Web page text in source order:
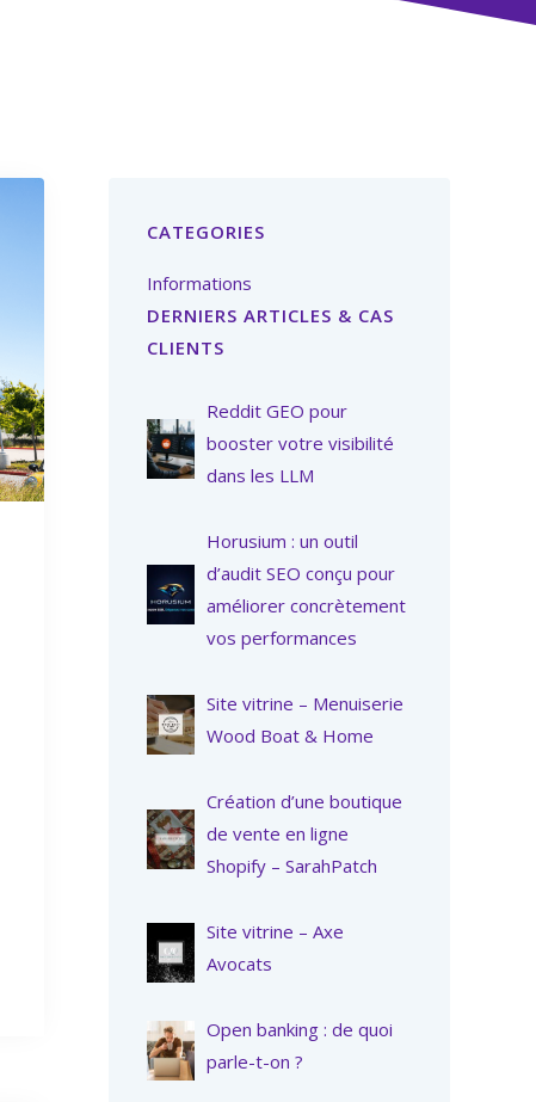
CATEGORIES
Informations
DERNIERS ARTICLES & CAS
CLIENTS
Reddit GEO pour
booster votre visibilité
dans les LLM
Horusium : un outil
d’audit SEO conçu pour
améliorer concrètement
vos performances
Site vitrine – Menuiserie
Wood Boat & Home
Création d’une boutique
de vente en ligne
Shopify – SarahPatch
Site vitrine – Axe
Avocats
Open banking : de quoi
parle-t-on ?